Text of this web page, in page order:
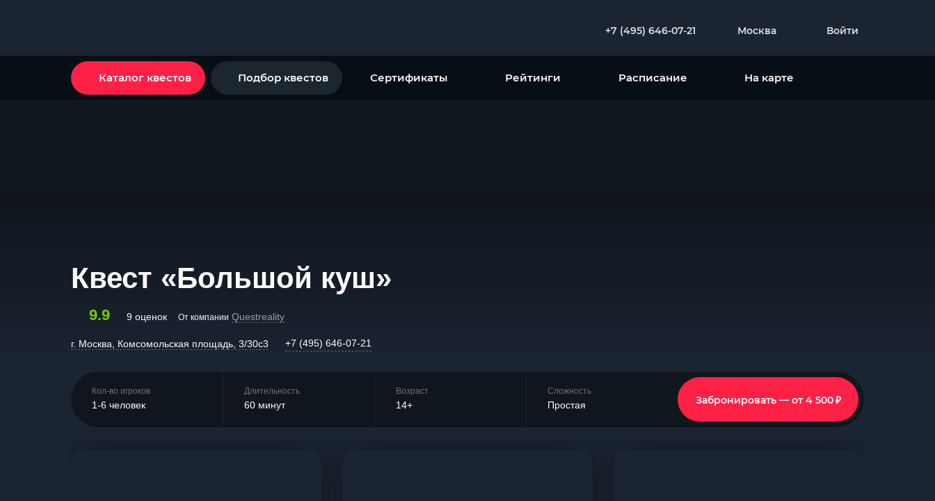
+7 (495) 646-07-21 Москва Войти
Каталог квестов Подбор квестов Сертификаты Рейтинги Расписание На карте
Квест «Большой куш»
9.9 9 оценок От компании Questreality
г. Москва, Комсомольская площадь, 3/30с3 +7 (495) 646-07-21
Кол-во игроков
1-6 человек
Длительность
60 минут
Возраст
14+
Сложность
Простая Забронировать — от 4 500₽